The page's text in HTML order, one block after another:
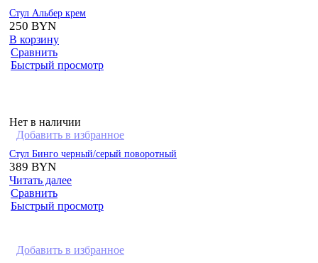
Стул Альбер крем
250 BYN
В корзину
Сравнить
Быстрый просмотр
Нет в наличии
Добавить в избранное
Стул Бинго черный/серый поворотный
389 BYN
Читать далее
Сравнить
Быстрый просмотр
Добавить в избранное